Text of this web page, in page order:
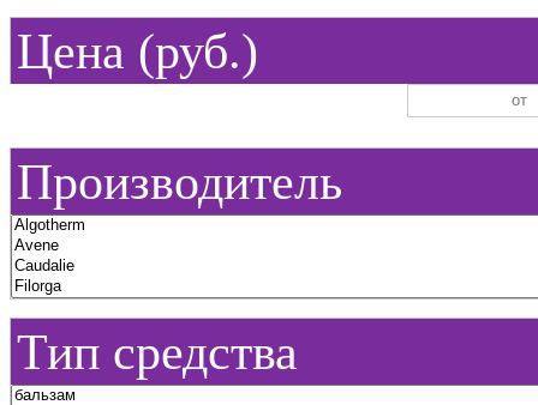
Цена (руб.)
Производитель
Тип средства